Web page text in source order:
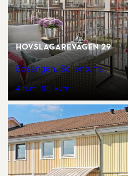
Hovslagarevägen 29
Edsängen, Sollentuna
4 rum 105 kvm